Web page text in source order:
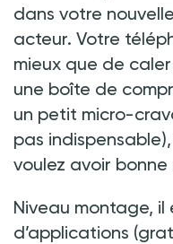
dans votre
acteur. Votre
mieux que de
une boîte de
un petit micro-
pas
voulez avoir bonne
Niveau montage, il
d’applications